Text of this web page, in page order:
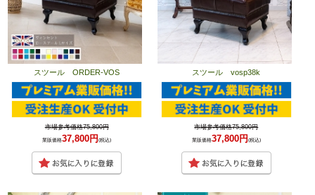
スツール ORDER-VOS
市場参考価格75,800円
業販価格37,800円(税込)
スツール vosp38k
市場参考価格75,800円
業販価格37,800円 (税込)